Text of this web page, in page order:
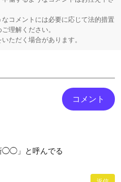
コメントには必要に応じて法的措置
理解ください。
ただく場合があります。
◯◯」と呼んでる